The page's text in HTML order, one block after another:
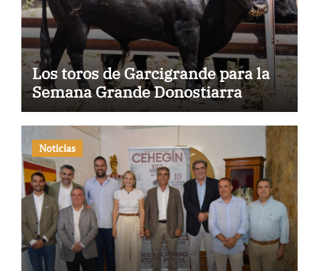
Los toros de Garcigrande para la
Semana Grande Donostiarra
Noticias